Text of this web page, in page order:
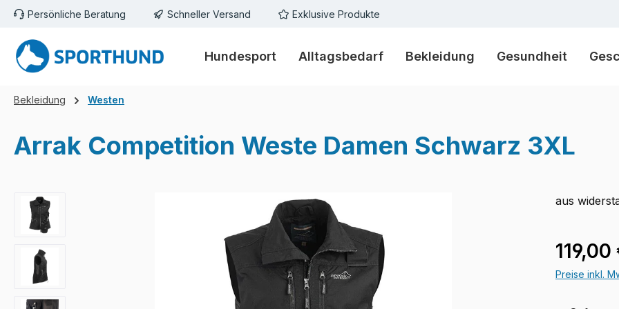
Hauptinhalt springen
Zur Suche springen
Zur Hauptnavigation springen
Persönliche Beratung Schneller Versand Exklusive Produkte
Hundesport Alltagsbedarf Bekleidung Gesundheit
Bekleidung Westen
Arrak Competition Weste Damen Schwarz 3XL
Bildergalerie überspringen aus
119,00
Preise inkl.